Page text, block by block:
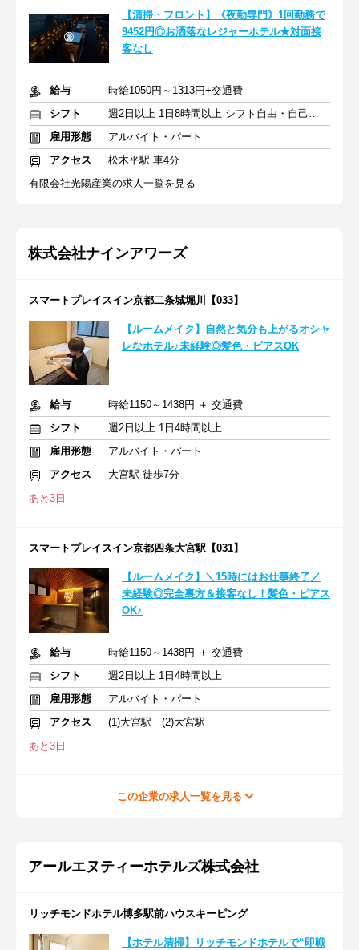
【清掃・フロント】《夜勤専門》1回勤務で
9452円◎お洒落なレジャーホテル★対面接
客なし
給与
時給1050円～1313円+交通費
シフト
週2日以上 1日8時間以上 シフト自由・自己申告
雇用形態
アルバイト・パート
アクセス
松木平駅 車4分
有限会社光陽産業の求人一覧を見る
株式会社ナインアワーズ
スマートプレイスイン京都二条城堀川【033】
【ルームメイク】自然と気分も上がるオシャ
レなホテル♪未経験◎髪色・ピアスOK
給与
時給1150～1438円 ＋ 交通費
シフト
週2日以上 1日4時間以上
雇用形態
アルバイト・パート
アクセス
大宮駅 徒歩7分
あと3日
スマートプレイスイン京都四条大宮駅【031】
【ルームメイク】＼15時にはお仕事終了／
未経験◎完全裏方＆接客なし！髪色・ピアス
OK♪
給与
時給1150～1438円 ＋ 交通費
シフト
週2日以上 1日4時間以上
雇用形態
アルバイト・パート
アクセス
(1)大宮駅 (2)大宮駅
あと3日
この企業の求人一覧を見る
アールエヌティーホテルズ株式会社
リッチモンドホテル博多駅前ハウスキーピング
【ホテル清掃】リッチモンドホテルで“即戦